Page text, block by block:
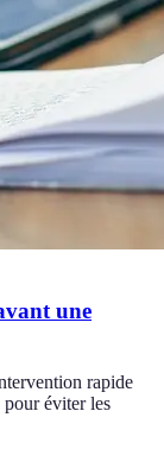
une
rapide
pour éviter les